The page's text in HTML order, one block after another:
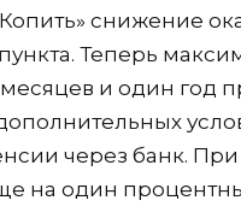
снижение
Теперь
и один год
через банк.
на один